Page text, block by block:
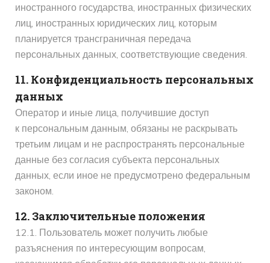
иностранного государства, иностранных физических
лиц, иностранных юридических лиц, которым
планируется трансграничная передача
персональных данных, соответствующие сведения.
11. Конфиденциальность персональных
данных
Оператор и иные лица, получившие доступ
к персональным данным, обязаны не раскрывать
третьим лицам и не распространять персональные
данные без согласия субъекта персональных
данных, если иное не предусмотрено федеральным
законом.
12. Заключительные положения
12.1. Пользователь может получить любые
разъяснения по интересующим вопросам,